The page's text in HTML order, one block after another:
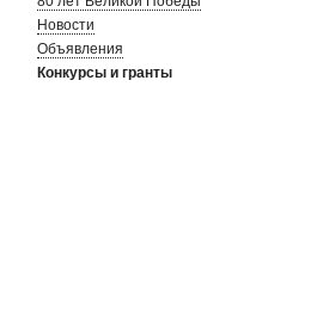
Новости
Объявления
Конкурсы и гранты